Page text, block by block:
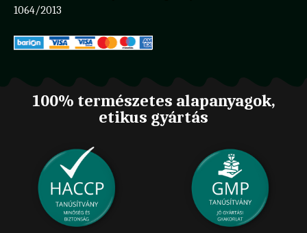
1064/2013
100% természetes alapanyagok,
etikus gyártás